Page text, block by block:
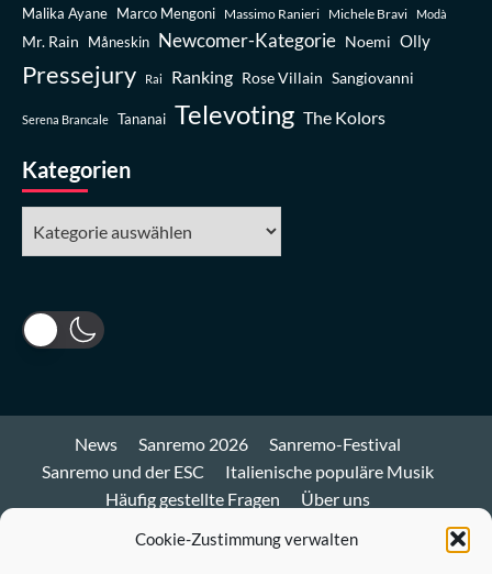
Cookie-Zustimmung verwalten
Malika Ayane Marco Mengoni Massimo Ranieri Michele Bravi Modà
Mr. Rain Måneskin Newcomer-Kategorie Noemi Olly
Pressejury Rai Ranking Rose Villain Sangiovanni
Serena Brancale Tananai Televoting The Kolors
Kategorien
News Sanremo 2026
Sanremo-Festival
Sanremo und der ESC
Italienische populäre Musik
Häufig gestellte Fragen
Über uns